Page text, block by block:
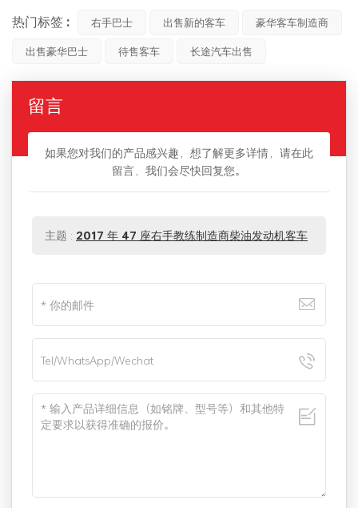
热门标签 : 右手巴士 出售新的客车
豪华客车制造商
出售豪华巴士
待售客车 长途汽车出售
留言
如果您对我们的产品感兴趣，想了解更多详情，请在此
留言，我们会尽快回复您。
主题 : 2017 年 47 座右手教练制造商柴油发动机客车